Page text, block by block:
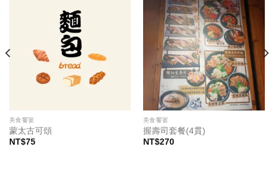
美食饗宴
蒙太古可頌
NT$75
美食饗宴
握壽司套餐(4貫)
NT$270